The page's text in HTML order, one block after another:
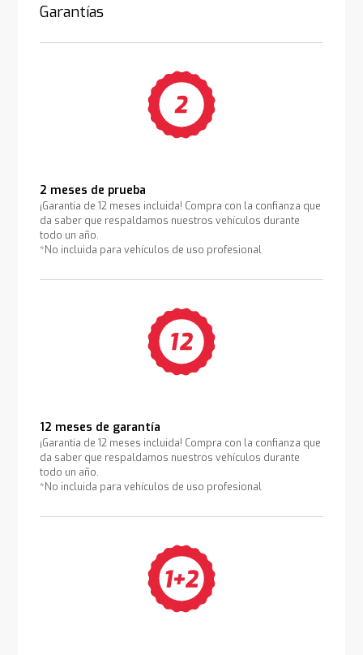
Garantías
2 meses de prueba
¡Garantía de 12 meses incluida! Compra con la confianza que
da saber que respaldamos nuestros vehículos durante
todo un año.
*No incluida para vehículos de uso profesional
12 meses de garantía
¡Garantía de 12 meses incluida! Compra con la confianza que
da saber que respaldamos nuestros vehículos durante
todo un año.
*No incluida para vehículos de uso profesional